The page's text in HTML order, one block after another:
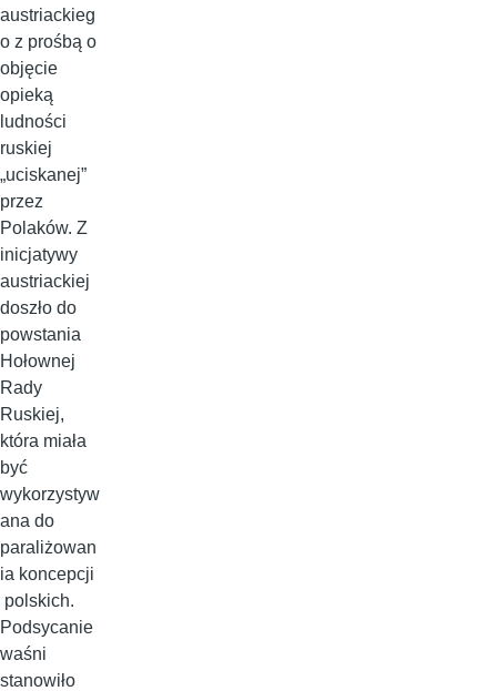
austriackieg
o z prośbą o
objęcie
opieką
ludności
ruskiej
„uciskanej”
przez
Polaków. Z
inicjatywy
austriackiej
doszło do
powstania
Hołownej
Rady
Ruskiej,
która miała
być
wykorzystyw
ana do
paraliżowan
ia koncepcji
polskich.
Podsycanie
waśni
stanowiło